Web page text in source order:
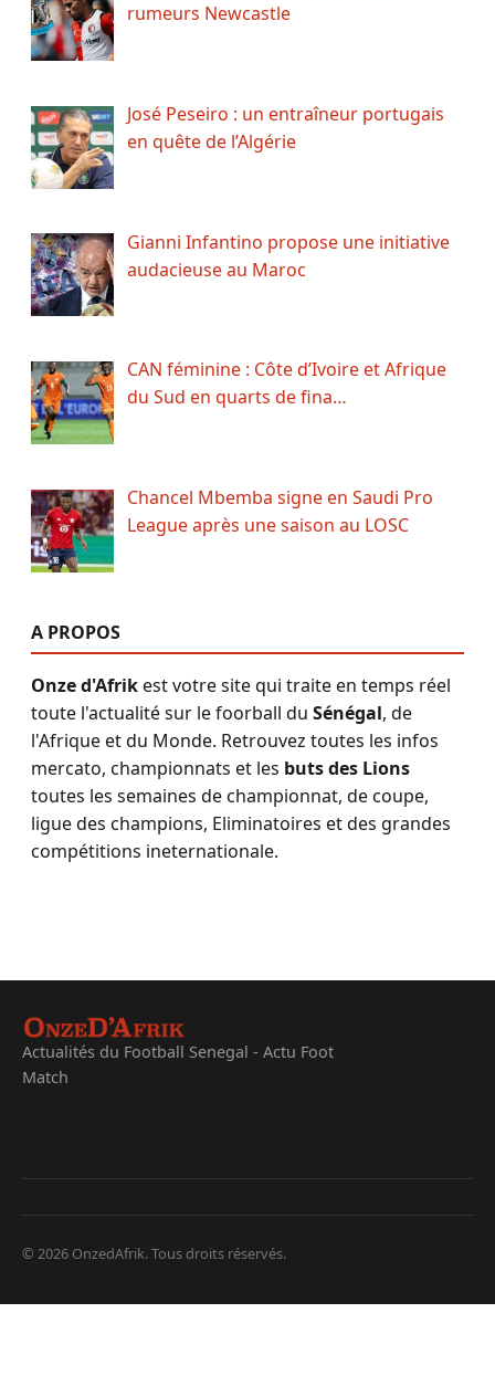
rumeurs Newcastle
José Peseiro : un entraîneur portugais
en quête de l’Algérie
Gianni Infantino propose une initiative
audacieuse au Maroc
CAN féminine : Côte d’Ivoire et Afrique
du Sud en quarts de fina…
Chancel Mbemba signe en Saudi Pro
League après une saison au LOSC
A PROPOS
Onze d'Afrikest votre site qui traite en temps réel
toute l'actualité sur le foorball du Sénégal, de
l'Afrique et du Monde. Retrouvez toutes les infos
mercato, championnats et les buts des Lions
toutes les semaines de championnat, de coupe,
ligue des champions, Eliminatoires et des grandes
compétitions ineternationale.
Actualités du Football Senegal - Actu Foot
Match
© 2026 OnzedAfrik. Tous droits réservés.